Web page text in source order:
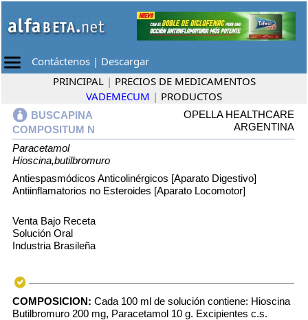
Contáctenos | Descargar
PRINCIPAL | PRECIOS DE MEDICAMENTOS
VADEMECUM | PRODUCTOS
BUSCAPINA
COMPOSITUM N
OPELLA HEALTHCARE
ARGENTINA
Paracetamol
Hioscina,butilbromuro
Antiespasmódicos Anticolinérgicos [Aparato Digestivo]
Antiinflamatorios no Esteroides [Aparato Locomotor]
Venta Bajo Receta
Solución Oral
Industria Brasileña
COMPOSICION: Cada 100 ml de solución contiene: Hioscina
Butilbromuro 200 mg, Paracetamol 10 g. Excipientes c.s.